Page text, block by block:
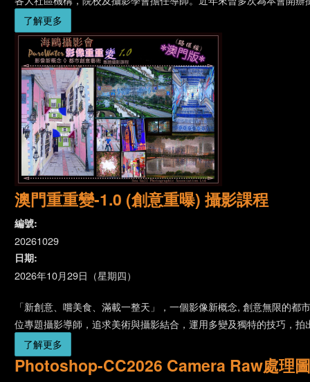
了解更多
澳門重重變-1.0 (創意重曝) 攝影課程
編號:
20261029
日期:
2026年10月29日（星期四）
「新創意、嚐美食、滿載一整天」，一個影像新概念, 創意無限的
位專題攝影導師，追求美術與攝影結合，運用多變及獨特的技巧，拍
了解更多
Photoshop-CC2026 Camera Raw處理